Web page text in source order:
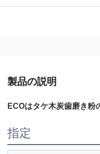
製品の説明
ECOはタケ木炭歯磨き粉
指定